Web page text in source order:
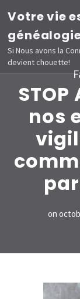
Aller
contenu
(Pressez
Votre vie
Si Nous avons la
devient chouette!
STOP
nos
on